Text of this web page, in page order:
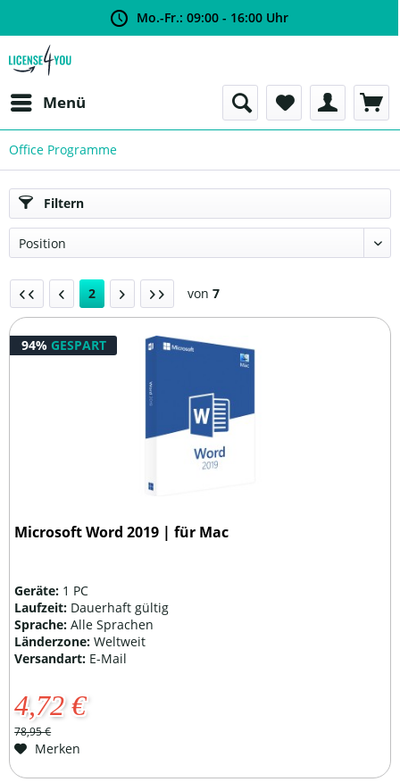
Mo.-Fr.: 09:00 - 16:00 Uhr
Menü
Office Programme
Filtern
2 von 7
94% GESPART
Microsoft Word 2019 | für Mac
Geräte: 1 PC
Laufzeit: Dauerhaft gültig
Sprache:Alle Sprachen
Länderzone:Weltweit
Versandart: E-Mail
4,72 €
78,95 €
Merken